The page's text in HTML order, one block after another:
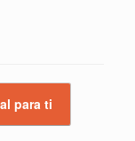
para ti